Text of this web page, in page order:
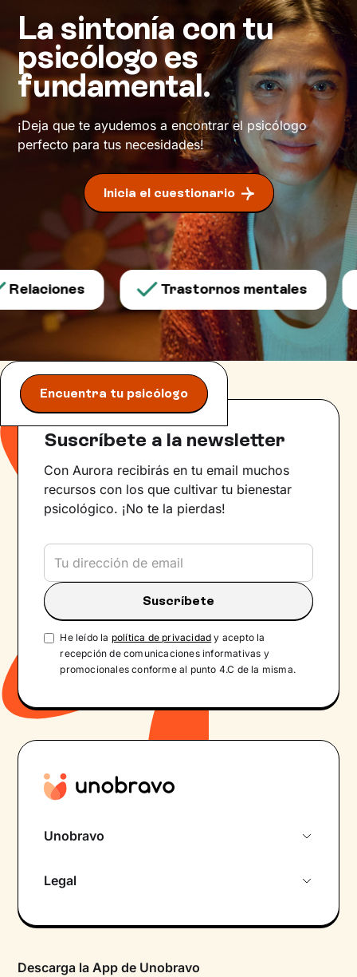
La sintonía con tu
psicólogo es
fundamental.
¡Deja que te ayudemos a encontrar el psicólogo
perfecto para tus necesidades!
Inicia el cuestionario
Trastornos mentales
Encuentra tu psicólogo
Suscríbete a la newsletter
Con Aurora recibirás en tu email muchos
recursos con los que cultivar tu bienestar
psicológico. ¡No te la pierdas!
He leído la política de privacidad y acepto la
recepción de comunicaciones informativas y
promocionales conforme al punto 4.C de la misma.
Unobravo
Psicólogo por chat
Legal
Política de privacidad
Descarga la App de Unobravo